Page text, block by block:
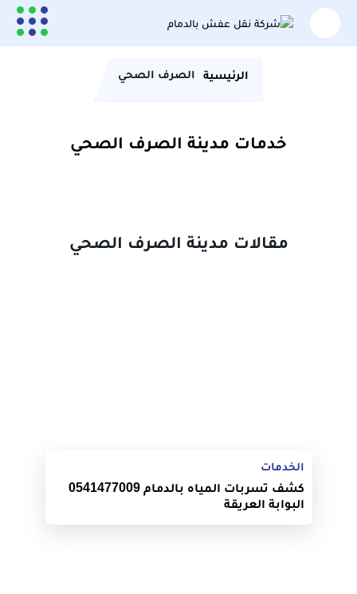
الرئيسية الصرف الصحي
خدمات مدينة الصرف الصحي
مقالات مدينة الصرف الصحي
الخدمات
كشف تسربات المياه بالدمام 0541477009
البوابة العريقة